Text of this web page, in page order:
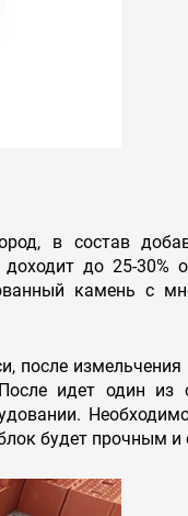
в состав
до 25-30%
камень с
после
идет один
будет прочным